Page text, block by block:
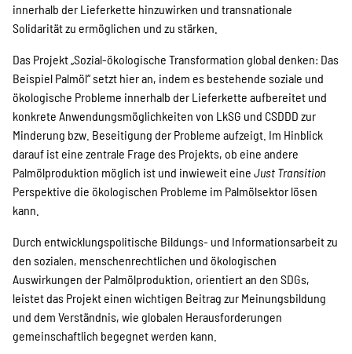
innerhalb der Lieferkette hinzuwirken und transnationale
Solidarität zu ermöglichen und zu stärken.
Das Projekt „Sozial-ökologische Transformation global denken: Das
Beispiel Palmöl“ setzt hier an, indem es bestehende soziale und
ökologische Probleme innerhalb der Lieferkette aufbereitet und
konkrete Anwendungsmöglichkeiten von LkSG und CSDDD zur
Minderung bzw. Beseitigung der Probleme aufzeigt. Im Hinblick
darauf ist eine zentrale Frage des Projekts, ob eine andere
Palmölproduktion möglich ist und inwieweit eine Just Transition
Perspektive die ökologischen Probleme im Palmölsektor lösen
kann.
Durch entwicklungspolitische Bildungs- und Informationsarbeit zu
den sozialen, menschenrechtlichen und ökologischen
Auswirkungen der Palmölproduktion, orientiert an den SDGs,
leistet das Projekt einen wichtigen Beitrag zur Meinungsbildung
und dem Verständnis, wie globalen Herausforderungen
gemeinschaftlich begegnet werden kann.